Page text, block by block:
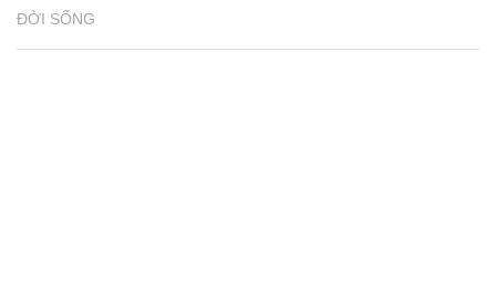
ĐỜI SỐNG